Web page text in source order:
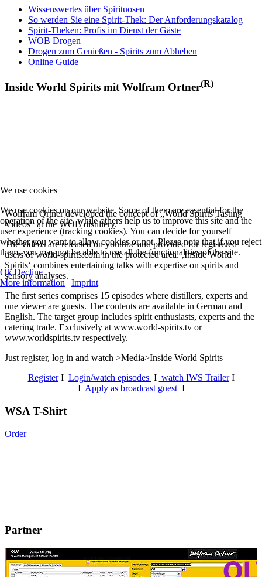
Wissenswertes über Spirituosen
So werden Sie eine Spirit-Thek: Der Anforderungskatalog
Spirit-Theken: Profis im Dienst der Gäste
WOB Drogen
Drogen zum Genießen - Spirits zum Abheben
Online Guide
Inside World Spirits mit Wolfram Ortner(R)
Wolfram Ortner developed the concept of „World Spirits Tasting
Videos“ at the WOB distillery.
The videos are released on youtube and provided for registered
users of world-spirits.com in the protected area. ‚Inside World
Spirits‘ combines entertaining talks with expertise on spirits and
sensory analyses.
The first series comprises 15 episodes where distillers, experts and
one viewer are guests. The contents are available in German and
English. The target group includes spirit enthusiasts, experts and the
catering trade. Exclusively at www.world-spirits.tv or
www.worldspirits.tv respectively.
Just register, log in and watch >Media>Inside World Spirits
RegisterI Login/watch episodes I watch IWS TrailerI
I Apply as broadcast guestI
WSA T-Shirt
Order
Partner
We use cookies
We use cookies on our website. Some of them are essential for the
operation of the site, while others help us to improve this site and the
user experience (tracking cookies). You can decide for yourself
whether you want to allow cookies or not. Please note that if you reject
them, you may not be able to use all the functionalities of the site.
Ok Decline
More information | Imprint